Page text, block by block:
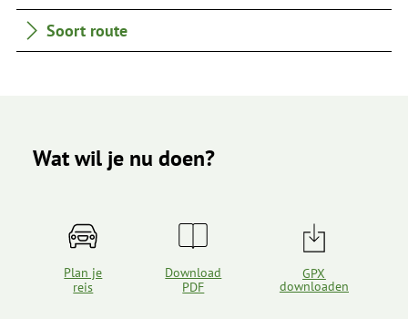
Soort route
Wat wil je nu doen?
Plan je
reis
Download
PDF
GPX
downloaden